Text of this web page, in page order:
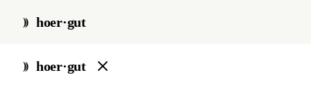
hoer·gut
hoer·gut
start / akustiker / alzenau